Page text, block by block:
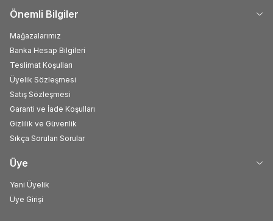
Önemli Bilgiler
Mağazalarımız
Banka Hesap Bilgileri
Teslimat Koşulları
Üyelik Sözleşmesi
Satış Sözleşmesi
Garanti ve İade Koşulları
Gizlilik ve Güvenlik
Sıkça Sorulan Sorular
Üye
Yeni Üyelik
Üye Girişi